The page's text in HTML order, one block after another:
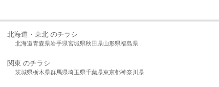
北海道・東北 のチラシ
北海道青森県岩手県宮城県秋田県山形県福島県
関東 のチラシ
茨城県栃木県群馬県埼玉県千葉県東京都神奈川県